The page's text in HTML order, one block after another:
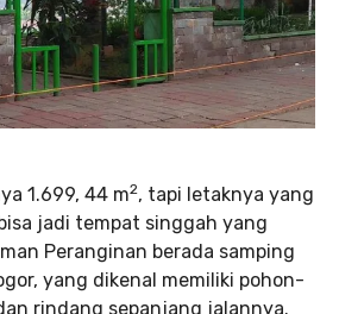
1.699, 44 m2, tapi letaknya yang
jadi tempat singgah yang
Peranginan berada samping
yang dikenal memiliki pohon-
rindang sepanjang jalannya.